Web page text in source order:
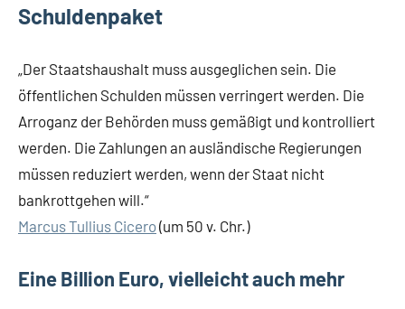
Schuldenpaket
„Der Staatshaushalt muss ausgeglichen sein. Die
öffentlichen Schulden müssen verringert werden. Die
Arroganz der Behörden muss gemäßigt und kontrolliert
werden. Die Zahlungen an ausländische Regierungen
müssen reduziert werden, wenn der Staat nicht
bankrottgehen will.“
Marcus Tullius Cicero(um 50 v. Chr.)
Eine Billion Euro, vielleicht auch mehr